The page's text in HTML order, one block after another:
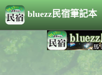
bluezz民宿筆記本